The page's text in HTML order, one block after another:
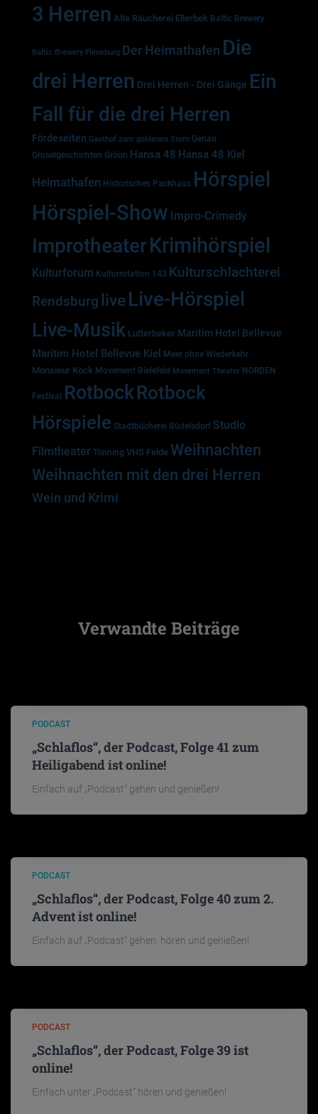
3 Herren Alte Räucherei Ellerbek Baltic Brewery
Baltic Brewery Flensburg Der Heimathafen Die
drei Herren Drei Herren - Drei Gänge Ein
Fall für die drei Herren
Fördeseiten Gasthof zum goldenen Stern Genau
Gruselgeschichten Gröön Hansa 48 Hansa 48 Kiel
Heimathafen Historisches Packhaus Hörspiel
Hörspiel-Show Impro-Crimedy
ImprotheaterKrimihörspiel
Kulturforum Kulturrotation 143 Kulturschlachterei
Rendsburg liveLive-Hörspiel
Live-Musik Lutterbeker Maritim Hotel Bellevue
Maritim Hotel Bellevue Kiel Meer ohne Wiederkehr
Monsieur Kock Movement Bielefeld Movement Theater NORDEN
Festival RotbockRotbock
Hörspiele Stadtbücherei Büdelsdorf Studio
Filmtheater Tönning VHS Felde Weihnachten
Weihnachten mit den drei Herren
Wein und Krimi
Verwandte Beiträge
PODCAST
„Schlaflos“, der Podcast, Folge 41 zum
Heiligabend ist online!
Einfach auf „Podcast“ gehen und genießen!
PODCAST
„Schlaflos“, der Podcast, Folge 40 zum 2.
Advent ist online!
Einfach auf „Podcast“ gehen, hören und genießen!
PODCAST
„Schlaflos“, der Podcast, Folge 39 ist
online!
Einfach unter „Podcast“ hören und genießen!